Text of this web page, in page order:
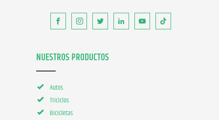
NUESTROS PRODUCTOS
Autos
Triciclos
Bicicletas